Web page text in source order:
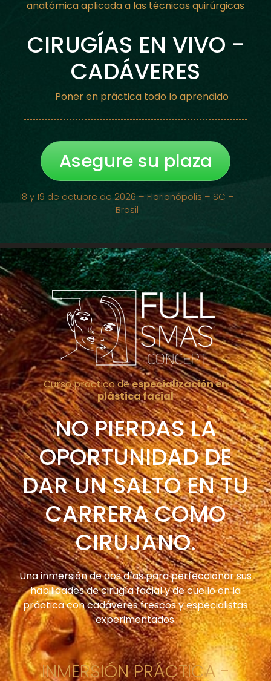
anatómica aplicada a las técnicas quirúrgicas
CIRUGÍAS EN VIVO -
CADÁVERES
Poner en práctica todo lo aprendido
Asegure su plaza
18 y 19 de octubre de 2026 – Florianópolis – SC –
Brasil
Curso práctico deespecialización en
plástica facial
NO PIERDAS LA
OPORTUNIDAD DE
DAR UN SALTO EN TU
CARRERA COMO
CIRUJANO.
Una inmersión de dos días para perfeccionar sus
habilidades de cirugía facial y de cuello en la
práctica con cadáveres frescos y especialistas
experimentados.
INMERSIÓN PRÁCTICA -